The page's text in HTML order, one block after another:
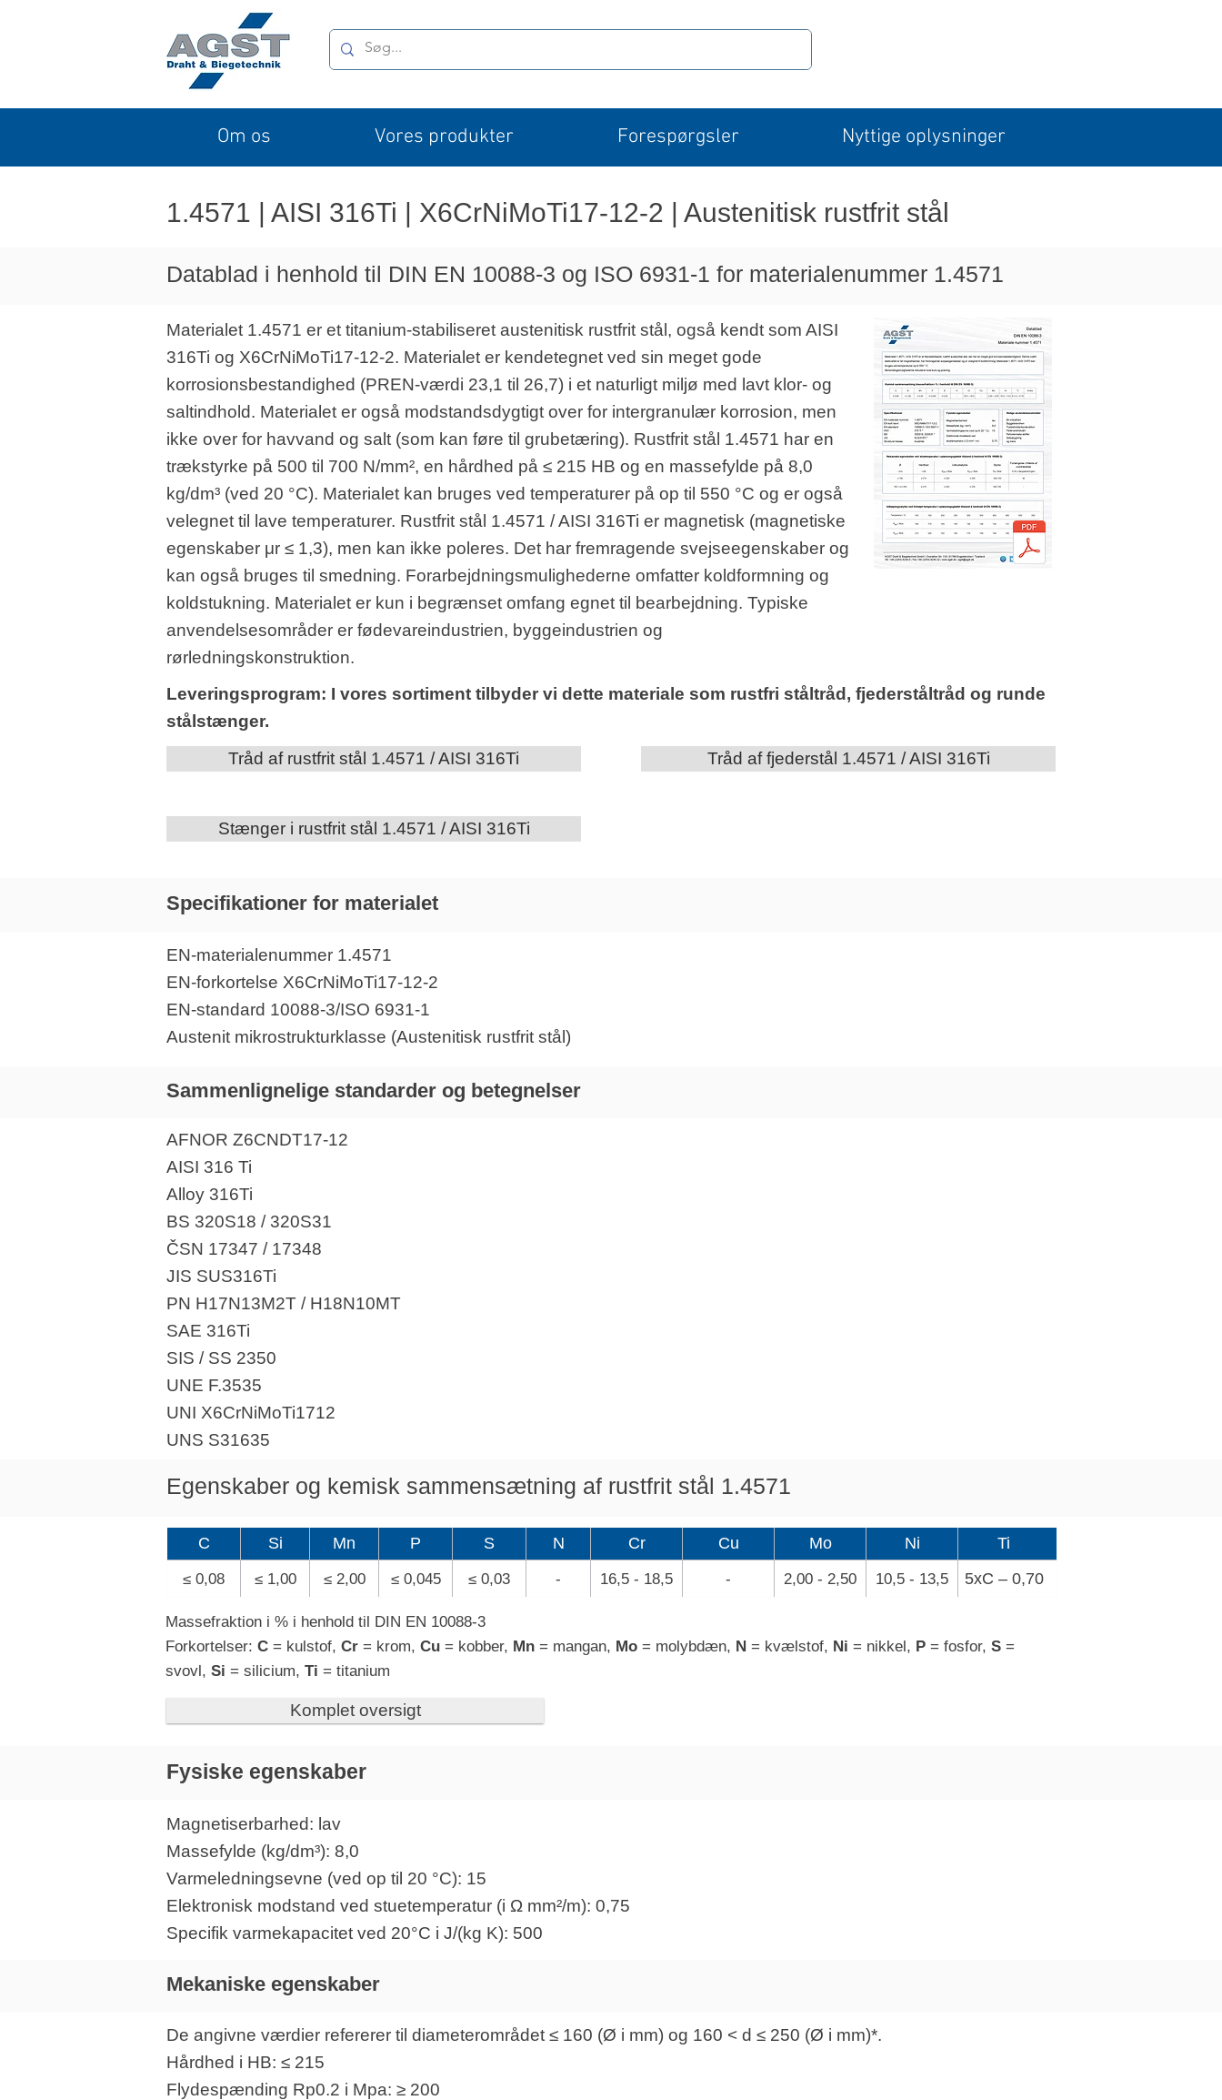
Om os Vores produkter Forespørgsler Nyttige oplysninger
1.4571 | AISI 316Ti | X6CrNiMoTi17-12-2 | Austenitisk rustfrit stål
Datablad i henhold til DIN EN 10088-3 og ISO 6931-1 for materialenummer 1.4571
Materialet 1.4571 er et titanium-stabiliseret austenitisk rustfrit stål, også kendt som AISI
316Ti og X6CrNiMoTi17-12-2. Materialet er kendetegnet ved sin meget gode
korrosionsbestandighed (PREN-værdi 23,1 til 26,7) i et naturligt miljø med lavt klor- og
saltindhold. Materialet er også modstandsdygtigt over for intergranulær korrosion, men
ikke over for havvand og salt (som kan føre til grubetæring). Rustfrit stål 1.4571 har en
trækstyrke på 500 til 700 N/mm², en hårdhed på ≤ 215 HB og en massefylde på 8,0
kg/dm³ (ved 20 °C). Materialet kan bruges ved temperaturer på op til 550 °C og er også
velegnet til lave temperaturer. Rustfrit stål 1.4571 / AISI 316Ti er magnetisk (magnetiske
egenskaber μr ≤ 1,3), men kan ikke poleres. Det har fremragende svejseegenskaber og
kan også bruges til smedning. Forarbejdningsmulighederne omfatter koldformning og
koldstukning. Materialet er kun i begrænset omfang egnet til bearbejdning. Typiske
anvendelsesområder er fødevareindustrien, byggeindustrien og
rørledningskonstruktion.
Leveringsprogram: I vores sortiment tilbyder vi dette materiale som rustfri ståltråd, fjederståltråd og runde
stålstænger.
Tråd af rustfrit stål 1.4571 / AISI 316Ti
Tråd af fjederstål 1.4571 / AISI 316Ti
Stænger i rustfrit stål 1.4571 / AISI 316Ti
Specifikationer for materialet
EN-materialenummer 1.4571
EN-forkortelse X6CrNiMoTi17-12-2
EN-standard 10088-3/ISO 6931-1
Austenit mikrostrukturklasse (Austenitisk rustfrit stål)
Sammenlignelige standarder og betegnelser
AFNOR Z6CNDT17-12
AISI 316 Ti
Alloy 316Ti
BS 320S18 / 320S31
ČSN 17347 / 17348
JIS SUS316Ti
PN H17N13M2T / H18N10MT
SAE 316Ti
SIS / SS 2350
UNE F.3535
UNI X6CrNiMoTi1712
UNS S31635
Egenskaber og kemisk sammensætning af rustfrit stål 1.4571
C Si Mn P S N Cr Cu Mo Ni Ti
≤ 0,08 ≤ 1,00 ≤ 2,00 ≤ 0,045 ≤ 0,03 - 16,5 - 18,5 - 2,00 - 2,50 10,5 - 13,5 5xC – 0,70
Massefraktion i % i henhold til DIN EN 10088-3
Forkortelser: C = kulstof, Cr = krom, Cu = kobber, Mn = mangan, Mo = molybdæn, N = kvælstof, Ni = nikkel, P = fosfor, S =
svovl, Si = silicium, Ti = titanium
Komplet oversigt
Fysiske egenskaber
Magnetiserbarhed: lav
Massefylde (kg/dm³): 8,0
Varmeledningsevne (ved op til 20 °C): 15
Elektronisk modstand ved stuetemperatur (i Ω mm²/m): 0,75
Specifik varmekapacitet ved 20°C i J/(kg K): 500
Mekaniske egenskaber
De angivne værdier refererer til diameterområdet ≤ 160 (Ø i mm) og 160 < d ≤ 250 (Ø i mm)*.
Hårdhed i HB: ≤ 215
Flydespænding Rp0.2 i Mpa: ≥ 200